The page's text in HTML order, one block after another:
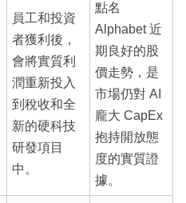
員工和投資
者獲利後，
會將實質利
潤重新投入
到稅收和全
新的硬科技
研發項目
中。
點名
Alphabet 近
期良好的股
價走勢，是
市場仍對 AI
龐大 CapEx
抱持開放態
度的實質證
據。